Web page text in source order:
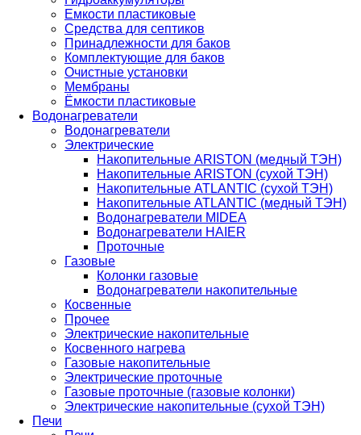
Емкости пластиковые
Средства для септиков
Принадлежности для баков
Комплектующие для баков
Очистные установки
Мембраны
Ёмкости пластиковые
Водонагреватели
Водонагреватели
Электрические
Накопительные ARISTON (медный ТЭН)
Накопительные ARISTON (сухой ТЭН)
Накопительные ATLANTIC (сухой ТЭН)
Накопительные ATLANTIC (медный ТЭН)
Водонагреватели MIDEA
Водонагреватели HAIER
Проточные
Газовые
Колонки газовые
Водонагреватели накопительные
Косвенные
Прочее
Электрические накопительные
Косвенного нагрева
Газовые накопительные
Электрические проточные
Газовые проточные (газовые колонки)
Электрические накопительные (сухой ТЭН)
Печи